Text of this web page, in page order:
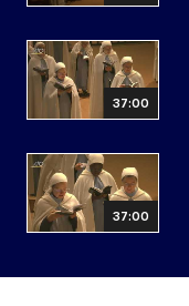
37:00
37:00